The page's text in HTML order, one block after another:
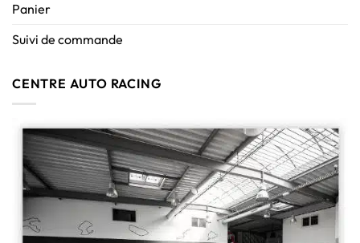
Panier
Suivi de commande
CENTRE AUTO RACING